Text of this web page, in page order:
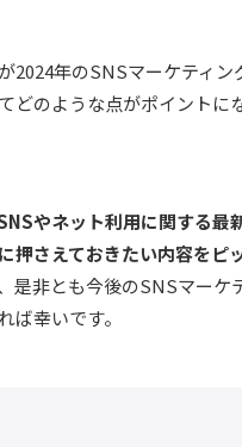
2024年のSNSマーケティン
どのような点がポイントに
やネット利用に関する最
押さえておきたい内容をピ
是非とも今後のSNSマーケ
ば幸いです。